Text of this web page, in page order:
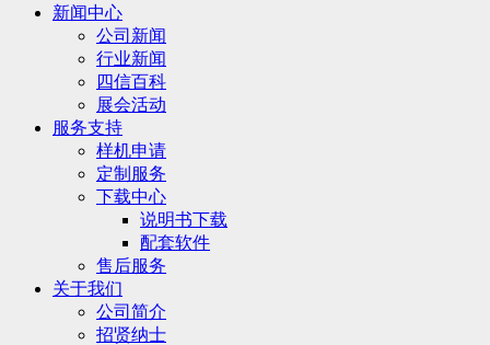
新闻中心
公司新闻
行业新闻
四信百科
展会活动
服务支持
样机申请
定制服务
下载中心
说明书下载
配套软件
售后服务
关于我们
公司简介
招贤纳士